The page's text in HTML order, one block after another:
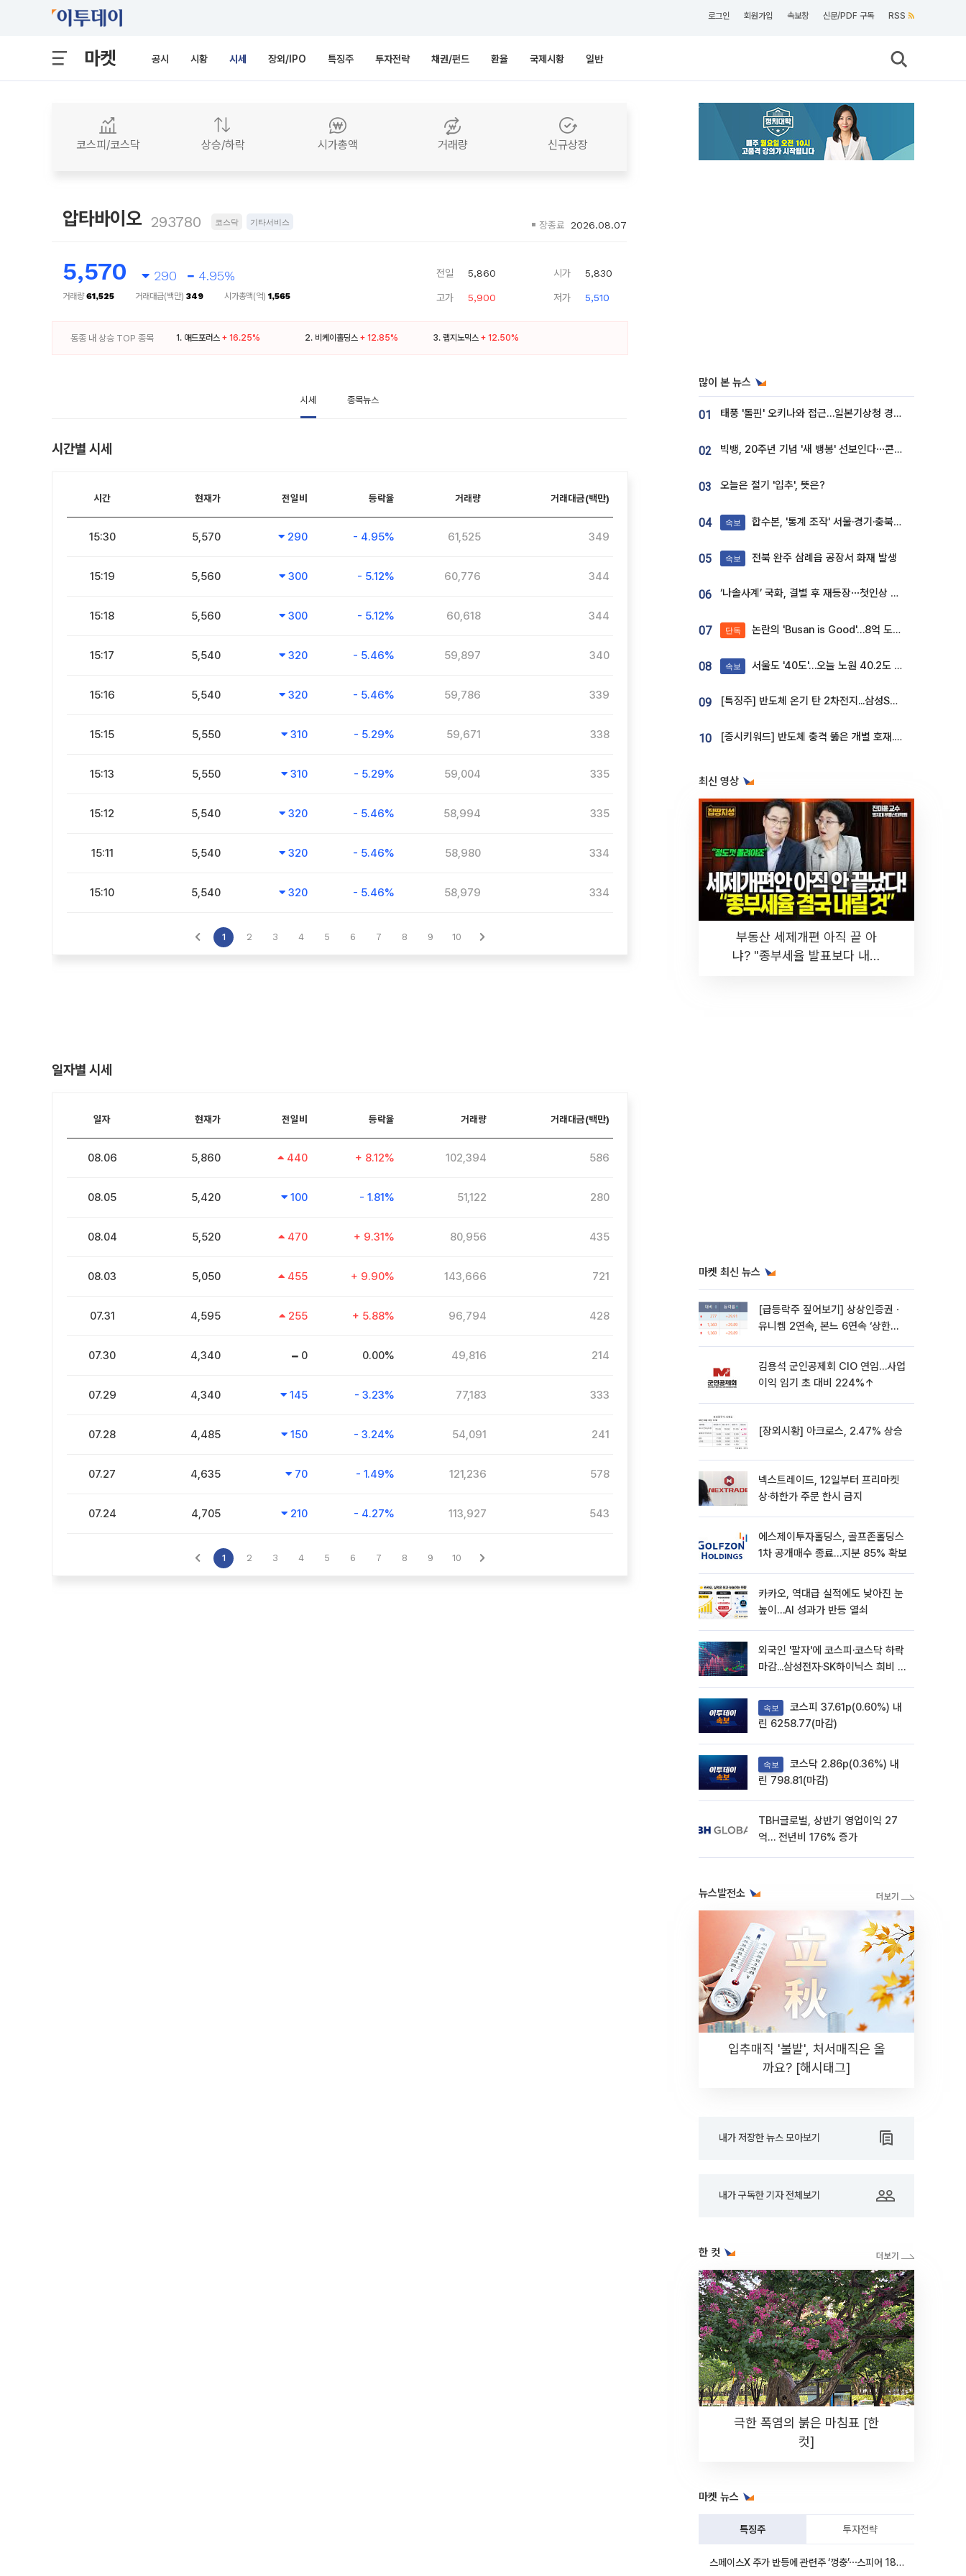
로그인 회원가입 속보창 신문/PDF 구독 RSS
마켓 공시 시황 시세 장외/IPO 특징주 투자전략 채권/펀드 환율 국제시황 일반
코스피/코스닥 상승/하락 시가총액 거래량 신규상장
압타바이오 293780 코스닥 기타서비스 장종료 2026.08.07
5,570 290 4.95%
거래량61,525 거래대금(백만) 349 시가총액(억) 1,565
전일 5,860
고가 5,900
시가 5,830
저가 5,510
동종 내 상승 TOP 종목 1. 애드포러스 + 16.25% 2. 비케이홀딩스 + 12.85% 3. 랩지노믹스 + 12.50%
시세 종목뉴스
많이 본 뉴스
01 태풍 '돌핀' 오키나와 접근…일본기상청 경로 업데이트
02 빅뱅, 20주년 기념 '새 뱅봉' 선보인다⋯콘서트 앞두고 팝업 개최
03 오늘은 절기 '입추', 뜻은?
04 속보 합수본, '통계 조작' 서울·경기·충북 선관위 등 추가 압수수색
05 속보 전북 완주 삼례읍 공장서 화재 발생
06 ‘나솔사계’ 국화, 결별 후 재등장⋯첫인상 투표 휩쓸고 ‘인기녀’ 등극
07 단독 논란의 'Busan is Good'…8억 도시브랜드, 용산 대통령실 CI 업체가 수행
08 속보 서울도 '40도'…오늘 노원 40.2도 기록
09 [특징주] 반도체 온기 탄 2차전지...삼성SDI, 장 초반 7% 넘게 껑충
10 [증시키워드] 반도체 충격 뚫은 개별 호재...포스코퓨처엠·에코프로·한화솔루션 '눈길'
최신 영상
부동산 세제개편 아직 끝 아
냐? "종부세율 발표보다 내릴
마켓 최신 뉴스
[급등락주 짚어보기] 상상인증권ㆍ
유니켐 2연속, 본느 6연속 ‘상한
김용석 군인공제회 CIO 연임…사업
이익 임기 초 대비 224%↑
[장외시황] 아크로스, 2.47% 상승
넥스트레이드, 12일부터 프리마켓
상·하한가 주문 한시 금지
에스제이투자홀딩스, 골프존홀딩스
1차 공개매수 종료…지분 85% 확보
카카오, 역대급 실적에도 낮아진 눈
높이…AI 성과가 반등 열쇠
외국인 '팔자'에 코스피·코스닥 하락
마감...삼성전자·SK하이닉스 희비 갈
속보
린 6258.77(마감)
속보
린 798.81(마감)
TBH글로벌, 상반기 영업이익 27
억… 전년비 176% 증가
뉴스발전소
입추매직 '불발', 처서매직은 올
까요? [해시태그]
내가 저장한 뉴스 모아보기
내가 구독한 기자 전체보기
한 컷
극한 폭염의 붉은 마침표 [한
컷]
마켓 뉴스
특징주 투자전략
스페이스X 주가 반등에 관련주 ‘껑충’⋯스피어 18%ㆍ에이치브이엠 12%↑